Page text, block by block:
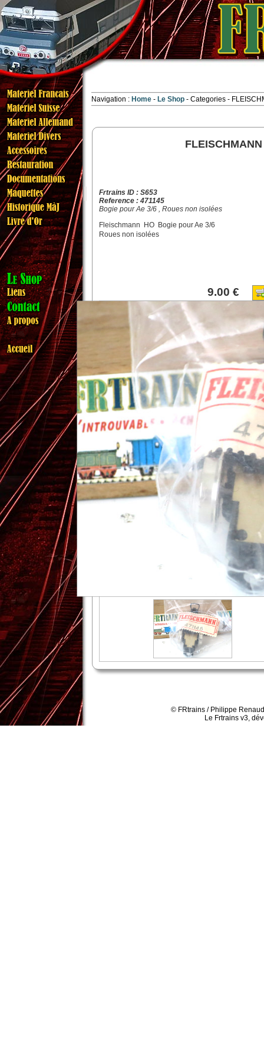
Navigation : Home Le Shop Categories -
Frtrains ID : S653
Reference : 471145
Bogie pour Ae 3/6 , Roues non isolées
Fleischmann HO Bogie pour Ae 3/6
Roues non isolées
9.00 €
© FRtrains / Philippe
Le Frtrains v3,